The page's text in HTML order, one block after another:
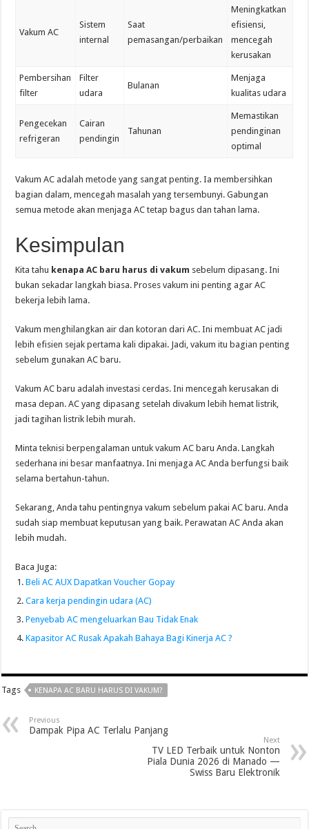
Vakum AC
Sistem
internal
Saat
pemasangan/perbaikan
Meningkatkan
efisiensi,
mencegah
kerusakan
Pembersihan
filter
Filter
udara
Bulanan
Menjaga
kualitas udara
Pengecekan
refrigeran
Cairan
pendingin
Tahunan
Memastikan
pendinginan
optimal
Vakum AC adalah metode yang sangat penting. Ia membersihkan
bagian dalam, mencegah masalah yang tersembunyi. Gabungan
semua metode akan menjaga AC tetap bagus dan tahan lama.
Kesimpulan
Kita tahu kenapa AC baru harus di vakum sebelum dipasang. Ini
bukan sekadar langkah biasa. Proses vakum ini penting agar AC
bekerja lebih lama.
Vakum menghilangkan air dan kotoran dari AC. Ini membuat AC jadi
lebih efisien sejak pertama kali dipakai. Jadi, vakum itu bagian penting
sebelum gunakan AC baru.
Vakum AC baru adalah investasi cerdas. Ini mencegah kerusakan di
masa depan. AC yang dipasang setelah divakum lebih hemat listrik,
jadi tagihan listrik lebih murah.
Minta teknisi berpengalaman untuk vakum AC baru Anda. Langkah
sederhana ini besar manfaatnya. Ini menjaga AC Anda berfungsi baik
selama bertahun-tahun.
Sekarang, Anda tahu pentingnya vakum sebelum pakai AC baru. Anda
sudah siap membuat keputusan yang baik. Perawatan AC Anda akan
lebih mudah.
Baca Juga:
Beli AC AUX Dapatkan Voucher Gopay
Cara kerja pendingin udara (AC)
Penyebab AC mengeluarkan Bau Tidak Enak
Kapasitor AC Rusak Apakah Bahaya Bagi Kinerja AC ?
Tags KENAPA AC BARU HARUS DI VAKUM?
Previous
Dampak Pipa AC Terlalu Panjang
Next
TV LED Terbaik untuk Nonton
Piala Dunia 2026 di Manado —
Swiss Baru Elektronik